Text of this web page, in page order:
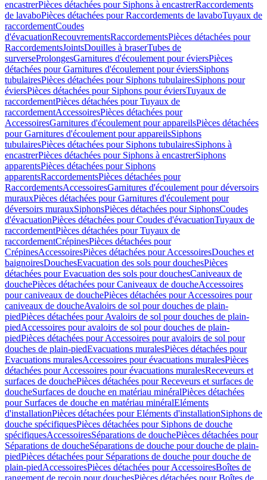
encastrerPièces détachées pour Siphons à encastrerRaccordements
de lavaboPièces détachées pour Raccordements de lavaboTuyaux de
raccordementCoudes
d'évacuationRecouvrementsRaccordementsPièces détachées pour
RaccordementsJointsDouilles à braserTubes de
surverseProlongesGarnitures d'écoulement pour éviersPièces
détachées pour Garnitures d'écoulement pour éviersSiphons
tubulairesPièces détachées pour Siphons tubulairesSiphons pour
éviersPièces détachées pour Siphons pour éviersTuyaux de
raccordementPièces détachées pour Tuyaux de
raccordementAccessoiresPièces détachées pour
AccessoiresGarnitures d'écoulement pour appareilsPièces détachées
pour Garnitures d'écoulement pour appareilsSiphons
tubulairesPièces détachées pour Siphons tubulairesSiphons à
encastrerPièces détachées pour Siphons à encastrerSiphons
apparentsPièces détachées pour Siphons
apparentsRaccordementsPièces détachées pour
RaccordementsAccessoiresGarnitures d'écoulement pour déversoirs
murauxPièces détachées pour Garnitures d'écoulement pour
déversoirs murauxSiphonsPièces détachées pour SiphonsCoudes
d'évacuationPièces détachées pour Coudes d'évacuationTuyaux de
raccordementPièces détachées pour Tuyaux de
raccordementCrépinesPièces détachées pour
CrépinesAccessoiresPièces détachées pour AccessoiresDouches et
baignoiresDouchesEvacuation des sols pour douchesPièces
détachées pour Evacuation des sols pour douchesCaniveaux de
douchePièces détachées pour Caniveaux de doucheAccessoires
pour caniveaux de douchePièces détachées pour Accessoires pour
caniveaux de doucheAvaloirs de sol pour douches de plain-
piedPièces détachées pour Avaloirs de sol pour douches de plain-
piedAccessoires pour avaloirs de sol pour douches de plain-
piedPièces détachées pour Accessoires pour avaloirs de sol pour
douches de plain-piedEvacuations muralesPièces détachées pour
Evacuations muralesAccessoires pour évacuations muralesPièces
détachées pour Accessoires pour évacuations muralesReceveurs et
surfaces de douchePièces détachées pour Receveurs et surfaces de
doucheSurfaces de douche en matériau minéralPièces détachées
pour Surfaces de douche en matériau minéralEléments
d'installationPièces détachées pour Eléments d'installationSiphons de
douche spécifiquesPièces détachées pour Siphons de douche
spécifiquesAccessoiresSéparations de douchePièces détachées pour
Séparations de doucheSéparations de douche pour douche de plain-
piedPièces détachées pour Séparations de douche pour douche de
plain-piedAccessoiresPièces détachées pour AccessoiresBoîtes de
rangement de recoin pour douchesPièces détachées pour Boîtes de